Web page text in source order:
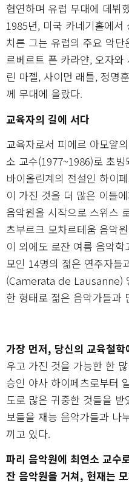
협연하며 유럽 무대에 데뷔
1985년, 미국 카네기홀에
치른 그는 유럽의 주요 악
르베르트 폰 카라얀, 오자
린 마젤, 사이먼 래틀, 정명
께 무대에 올랐다.
교육자의 길에 서다
교육자로서 피에르 아모얄
소 교수(1977~1986)로 초
바이올린계의 전설인 하이
이 가진 것을 더 많은 이들
음악원을 시작으로 스위스
츠부르크 모차르테움 음악
이 외에도 로잔 여름 음악
모인 14명의 젊은 연주자들
(Camerata de Lausanne)
한 형태로 젊은 음악가들과
가장 먼저, 당신의 교육철
우고 가진 것을 가능한 한
승인 야사 하이페츠로부터
도로 많은 귀중한 것들을
보들을 재능 음악가들과 나
끼고 있다.
파리 음악원에 최연소 교수
잔 음악원을 거쳐, 현재는